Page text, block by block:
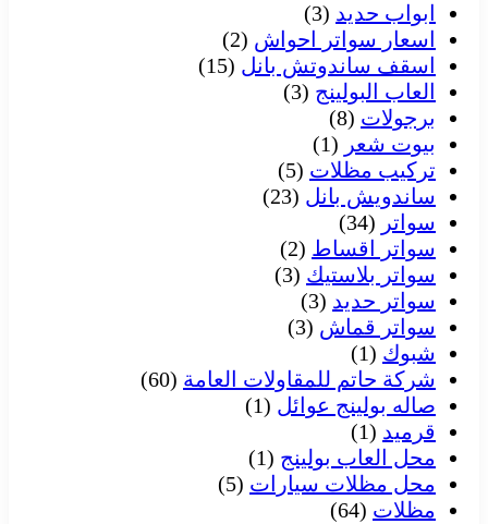
ابواب حديد (3)
اسعار سواتر احواش (2)
اسقف ساندوتش بانل (15)
العاب البولينج (3)
برجولات (8)
بيوت شعر (1)
تركيب مظلات (5)
ساندويش بانل (23)
سواتر (34)
سواتر اقساط (2)
سواتر بلاستيك (3)
سواتر حديد (3)
سواتر قماش (3)
شبوك (1)
شركة حاتم للمقاولات العامة (60)
صاله بولينج عوائل (1)
قرميد (1)
محل العاب بولينج (1)
محل مظلات سيارات (5)
مظلات (64)